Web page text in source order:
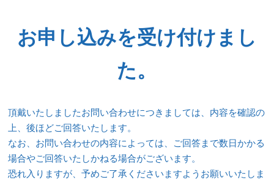
お申し込みを受け付けまし
た。
頂戴いたしましたお問い合わせにつきましては、内容を確認の
上、後ほどご回答いたします。
なお、お問い合わせの内容によっては、ご回答まで数日かかる
場合やご回答いたしかねる場合がございます。
恐れ入りますが、予めご了承くださいますようお願いいたしま